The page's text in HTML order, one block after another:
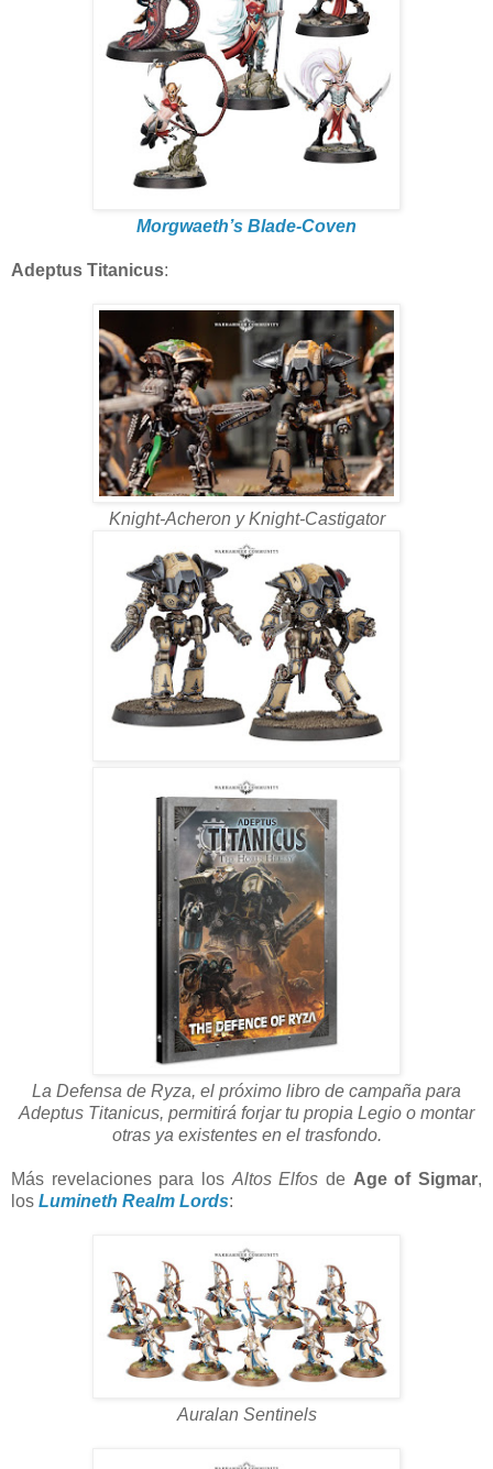
Morgwaeth’s Blade-Coven
Adeptus Titanicus:
Knight-Acheron y Knight-Castigator
La Defensa de Ryza, el próximo libro de campaña para
Adeptus Titanicus, permitirá forjar tu propia Legio o montar
otras ya existentes en el trasfondo.
Más revelaciones para los Altos Elfos de Age of Sigmar,
los Lumineth Realm Lords:
Auralan Sentinels